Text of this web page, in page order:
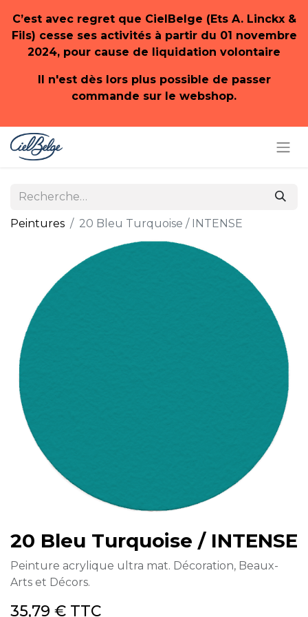
C’est avec regret que CielBelge (Ets A. Linckx &
Fils) cesse ses activités à partir du 01 novembre
2024, pour cause de liquidation volontaire
Il n'est dès lors plus possible de passer
commande sur le webshop.
Peintures 20 Bleu Turquoise / INTENSE
20 Bleu Turquoise / INTENSE
Peinture acrylique ultra mat. Décoration, Beaux-
Arts et Décors.
35,79 € TTC